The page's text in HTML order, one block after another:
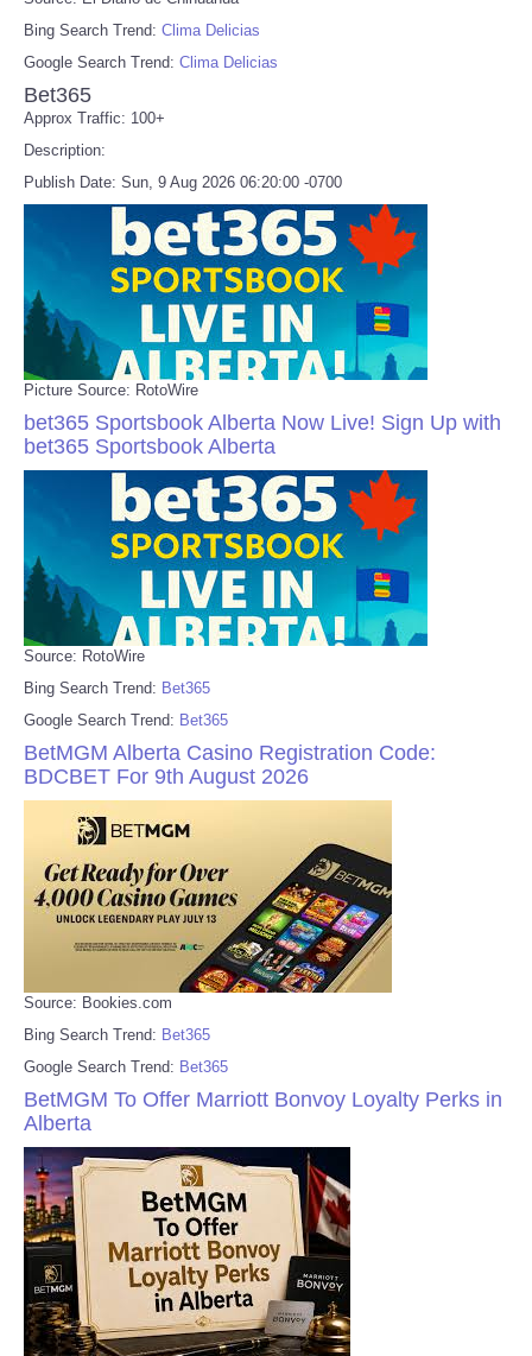
Bing Search Trend: Clima Delicias
Google Search Trend: Clima Delicias
Bet365
Approx Traffic: 100+
Description:
Publish Date: Sun, 9 Aug 2026 06:20:00 -0700
Picture Source: RotoWire
bet365 Sportsbook Alberta Now Live! Sign Up with
bet365 Sportsbook Alberta
Source: RotoWire
Bing Search Trend: Bet365
Google Search Trend: Bet365
BetMGM Alberta Casino Registration Code:
BDCBET For 9th August 2026
Source: Bookies.com
Bing Search Trend: Bet365
Google Search Trend: Bet365
BetMGM To Offer Marriott Bonvoy Loyalty Perks in
Alberta